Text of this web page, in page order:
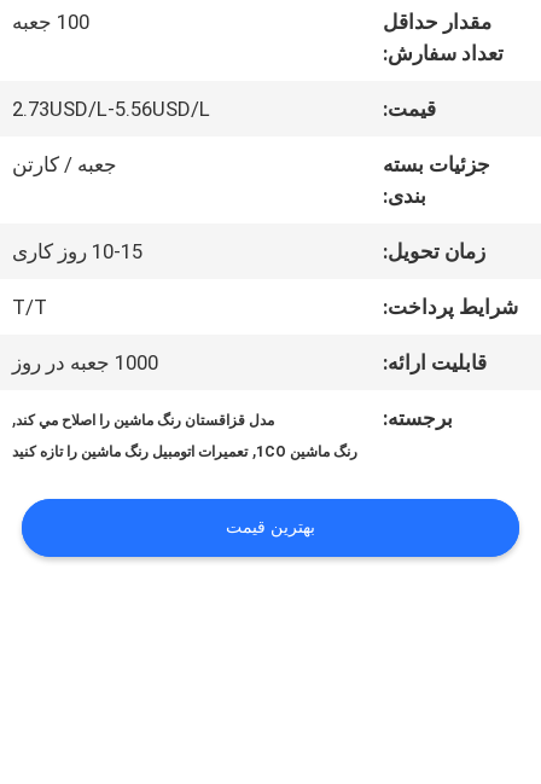
کارخانه
کنترل
تماس
اخبار
مقدار حداقل
تعداد سفارش:
100 جعبه
قیمت: 2.73USD/L-5.56USD/L
جزئیات بسته
بندی:
جعبه / کارتن
زمان تحویل: 10-15 روز کاری
شرایط پرداخت: T/T
قابلیت ارائه: 1000 جعبه در روز
برجسته: مدل قزاقستان رنگ ماشين را اصلاح مي کند,
رنگ ماشین 1CO ,تعمیرات اتومبیل رنگ ماشین را تازه کنید
بهترین قیمت